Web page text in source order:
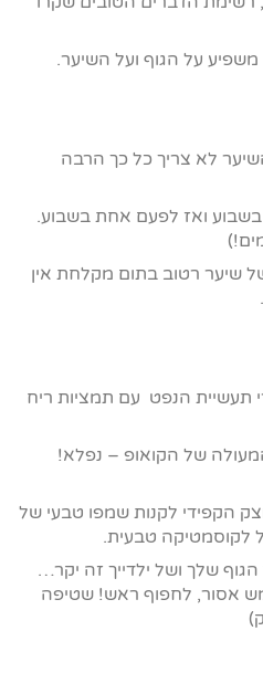
על הגוף ועל השיער.
לא צריך כל כך הרבה
ואז לפעם אחת בשבוע.
רטוב בתום מקלחת אין
תעשיית הנפט עם תמציות ריח
של הקואופ – נפלא!
הקפידי לקנות שמפו טבעי של
לקוסמטיקה טבעית.
שלך ושל ילדייך זה יקר…
אסור, לחפוף ראש! שטיפה